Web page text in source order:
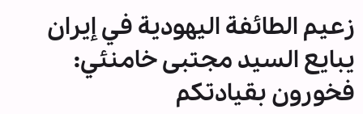
زعيم الطائفة اليهودية في إيران
يبايع السيد مجتبى خامنئي:
فخورون بقيادتكم